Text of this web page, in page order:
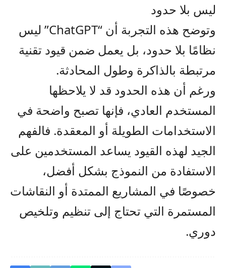
ليس بلا حدود
وتوضح هذه التجربة أن “ChatGPT” ليس
نظامًا بلا حدود، بل يعمل ضمن قيود تقنية
مرتبطة بالذاكرة وطول المحادثة.
ورغم أن هذه الحدود قد لا يلاحظها
المستخدم العادي، فإنها تصبح واضحة في
الاستخدامات الطويلة أو المعقدة. فالفهم
الجيد لهذه القيود يساعد المستخدمين على
الاستفادة من النموذج بشكل أفضل،
خصوصًا في المشاريع الممتدة أو النقاشات
المستمرة التي تحتاج إلى تنظيم وتلخيص
دوري.